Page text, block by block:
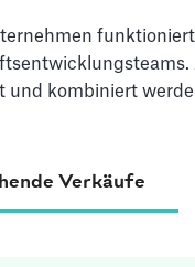
und kombiniert
Verkäufe